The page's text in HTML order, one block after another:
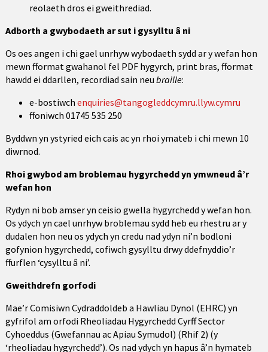
reolaeth dros ei gweithrediad.
Adborth a gwybodaeth ar sut i gysylltu â ni
Os oes angen i chi gael unrhyw wybodaeth sydd ar y wefan hon
mewn fformat gwahanol fel PDF hygyrch, print bras, fformat
hawdd ei ddarllen, recordiad sain neu braille:
e-bostiwch enquiries@tangogleddcymru.llyw.cymru
ffoniwch 01745 535 250
Byddwn yn ystyried eich cais ac yn rhoi ymateb i chi mewn 10
diwrnod.
Rhoi gwybod am broblemau hygyrchedd yn ymwneud â’r
wefan hon
Rydyn ni bob amser yn ceisio gwella hygyrchedd y wefan hon.
Os ydych yn cael unrhyw broblemau sydd heb eu rhestru ar y
dudalen hon neu os ydych yn credu nad ydyn ni’n bodloni
gofynion hygyrchedd, cofiwch gysylltu drwy ddefnyddio’r
ffurflen ‘cysylltu â ni’.
Gweithdrefn gorfodi
Mae’r Comisiwn Cydraddoldeb a Hawliau Dynol (EHRC) yn
gyfrifol am orfodi Rheoliadau Hygyrchedd Cyrff Sector
Cyhoeddus (Gwefannau ac Apiau Symudol) (Rhif 2) (y
‘rheoliadau hygyrchedd’). Os nad ydych yn hapus â’n hymateb